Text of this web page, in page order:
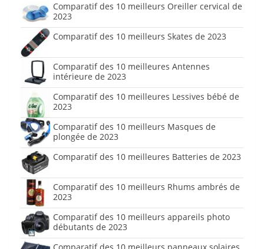
Comparatif des 10 meilleurs Oreiller cervical de
2023
Comparatif des 10 meilleurs Skates de 2023
Comparatif des 10 meilleures Antennes
intérieure de 2023
Comparatif des 10 meilleures Lessives bébé de
2023
Comparatif des 10 meilleurs Masques de
plongée de 2023
Comparatif des 10 meilleures Batteries de 2023
Comparatif des 10 meilleurs Rhums ambrés de
2023
Comparatif des 10 meilleurs appareils photo
débutants de 2023